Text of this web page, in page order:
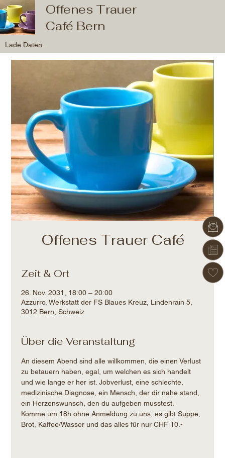
Lade Daten...
Offenes Trauer
Café Bern
Offenes Trauer Café
Zeit & Ort
26. Nov. 2031, 18:00 – 20:00
Azzurro, Werkstatt der FS Blaues Kreuz, Lindenrain 5,
3012 Bern, Schweiz
Über die Veranstaltung
An diesem Abend sind alle willkommen, die einen Verlust
zu betauern haben, egal, um welchen es sich handelt
und wie lange er her ist. Jobverlust, eine schlechte,
medizinische Diagnose, ein Mensch, der dir nahe stand,
ein Herzenswunsch, den du aufgeben musstest.
Komme um 18h ohne Anmeldung zu uns, es gibt Suppe,
Brot, Kaffee/Wasser und das alles für nur CHF 10.-